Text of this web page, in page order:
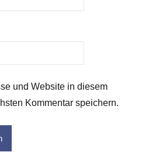
und Website in diesem
Kommentar speichern.